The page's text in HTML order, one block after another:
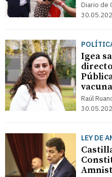
Diario de
Igea
Raúl
LEY DE